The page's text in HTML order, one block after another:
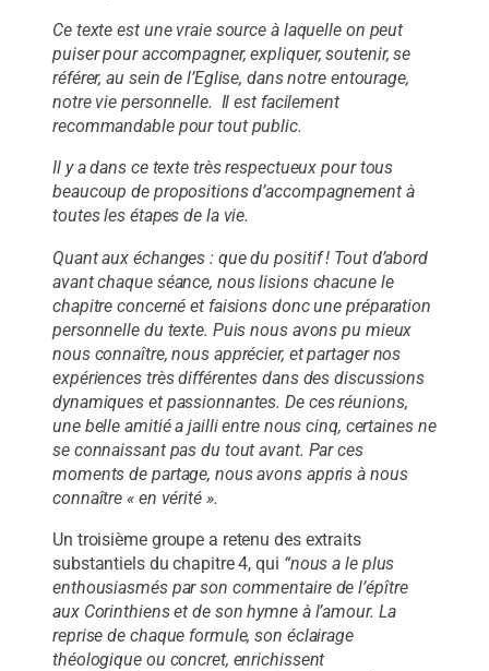
Ce texte est une vraie source à laquelle on peut
puiser pour accompagner, expliquer, soutenir, se
référer, au sein de l’Eglise, dans notre entourage,
notre vie personnelle. Il est facilement
recommandable pour tout public.
Il y a dans ce texte très respectueux pour tous
beaucoup de propositions d’accompagnement à
toutes les étapes de la vie.
Quant aux échanges : que du positif ! Tout d’abord
avant chaque séance, nous lisions chacune le
chapitre concerné et faisions donc une préparation
personnelle du texte. Puis nous avons pu mieux
nous connaître, nous apprécier, et partager nos
expériences très différentes dans des discussions
dynamiques et passionnantes. De ces réunions,
une belle amitié a jailli entre nous cinq, certaines ne
se connaissant pas du tout avant. Par ces
moments de partage, nous avons appris à nous
connaître « en vérité ».
Un troisième groupe a retenu des extraits
substantiels du chapitre 4, qui “nous a le plus
enthousiasmés par son commentaire de l’épître
aux Corinthiens et de son hymne à l’amour. La
reprise de chaque formule, son éclairage
théologique ou concret, enrichissent